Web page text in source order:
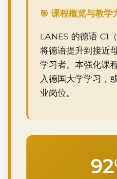
🎯 课程概览与教学
LANES 的德语 C1
将德语提升到接近
学习者。本强化课
入德国大学学习，
业岗位。